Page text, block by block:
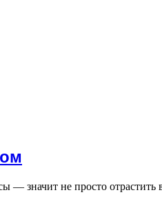
— значит не просто